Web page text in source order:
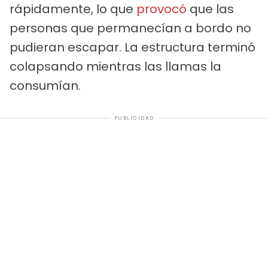
rápidamente, lo que provocó que las
personas que permanecían a bordo no
pudieran escapar. La estructura terminó
colapsando mientras las llamas la
consumían.
PUBLICIDAD